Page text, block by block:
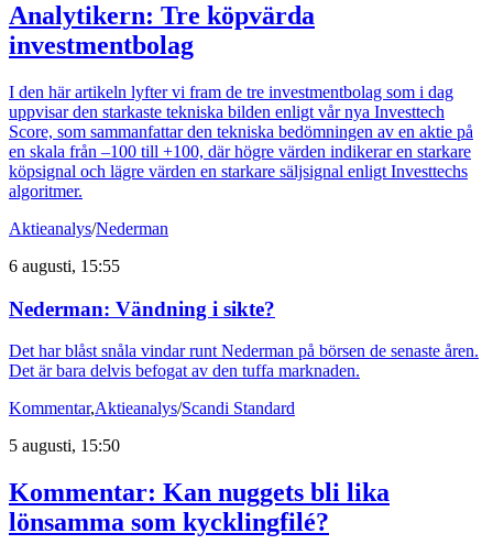
Analytikern: Tre köpvärda
investmentbolag
I den här artikeln lyfter vi fram de tre investmentbolag som i dag
uppvisar den starkaste tekniska bilden enligt vår nya Investtech
Score, som sammanfattar den tekniska bedömningen av en aktie på
en skala från –100 till +100, där högre värden indikerar en starkare
köpsignal och lägre värden en starkare säljsignal enligt Investtechs
algoritmer.
Aktieanalys/Nederman
6 augusti, 15:55
Nederman: Vändning i sikte?
Det har blåst snåla vindar runt Nederman på börsen de senaste åren.
Det är bara delvis befogat av den tuffa marknaden.
Kommentar,Aktieanalys/Scandi Standard
5 augusti, 15:50
Kommentar: Kan nuggets bli lika
lönsamma som kycklingfilé?